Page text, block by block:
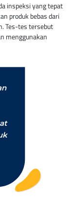
inspeksi yang tepat
produk bebas dari
Tes-tes tersebut
menggunakan